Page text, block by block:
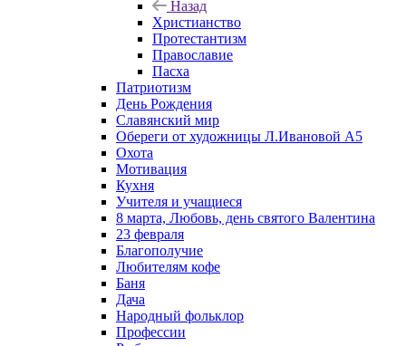
Назад
Христианство
Протестантизм
Православие
Пасха
Патриотизм
День Рождения
Славянский мир
Обереги от художницы Л.Ивановой А5
Охота
Мотивация
Кухня
Учителя и учащиеся
8 марта, Любовь, день святого Валентина
23 февраля
Благополучие
Любителям кофе
Баня
Дача
Народный фольклор
Профессии